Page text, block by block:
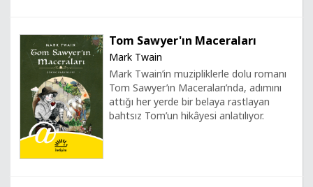
Tom Sawyer'ın Maceraları
Mark Twain
Mark Twain’in muzipliklerle dolu romanı
Tom Sawyer’ın Maceraları’nda, adımını
attığı her yerde bir belaya rastlayan
bahtsız Tom’un hikâyesi anlatılıyor.